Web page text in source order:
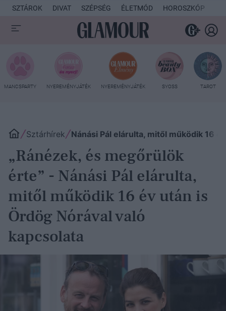
SZTÁROK DIVAT SZÉPSÉG ÉLETMÓD HOROSZKÓP
MANCSPARTY NYEREMÉNYJÁTÉK NYEREMÉNYJÁTÉK SYOSS TAROT
Sztárhírek Nánási Pál elárulta, mitől működik 16
„Ránézek, és megőrülök
érte” - Nánási Pál elárulta,
mitől működik 16 év után is
Ördög Nórával való
kapcsolata